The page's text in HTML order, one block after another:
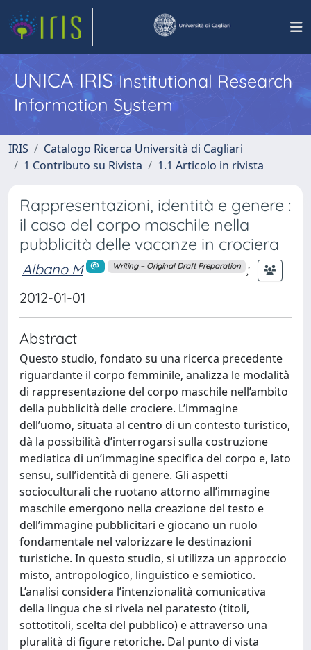
UNICA IRISInstitutional Research
Information System
IRIS
Catalogo Ricerca Università di Cagliari
1 Contributo su Rivista
1.1 Articolo in rivista
Rappresentazioni, identità e genere :
il caso del corpo maschile nella
pubblicità delle vacanze in crociera
Albano M Writing – Original Draft Preparation
;
2012-01-01
Abstract
Questo studio, fondato su una ricerca precedente
riguardante il corpo femminile, analizza le modalità
di rappresentazione del corpo maschile nell’ambito
della pubblicità delle crociere. L’immagine
dell’uomo, situata al centro di un contesto turistico,
dà la possibilità d’interrogarsi sulla costruzione
mediatica di un’immagine specifica del corpo e, lato
sensu, sull’identità di genere. Gli aspetti
socioculturali che ruotano attorno all’immagine
maschile emergono nella creazione del testo e
dell’immagine pubblicitari e giocano un ruolo
fondamentale nel valorizzare le destinazioni
turistiche. In questo studio, si utilizza un approccio
misto, antropologico, linguistico e semiotico.
L’analisi considera l’intenzionalità comunicativa
della lingua che si rivela nel paratesto (titoli,
sottotitoli, scelta del pubblico) e attraverso una
pluralità di figure retoriche. Dal punto di vista